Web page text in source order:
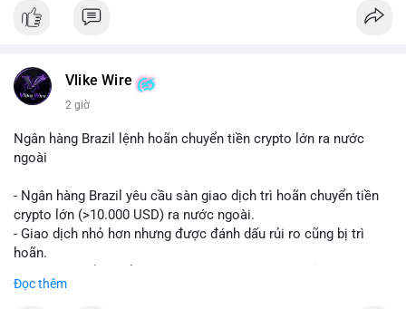
Telegram: @SmartSMMworld
#buyverifiedstripeaccounts
Vlike Wire
2 giờ
Ngân hàng Brazil lệnh hoãn chuyển tiền crypto lớn ra nước
ngoài
- Ngân hàng Brazil yêu cầu sàn giao dịch trì hoãn chuyển tiền
crypto lớn (>10.000 USD) ra nước ngoài.
- Giao dịch nhỏ hơn nhưng được đánh dấu rủi ro cũng bị trì
hoãn.
Đọc thêm